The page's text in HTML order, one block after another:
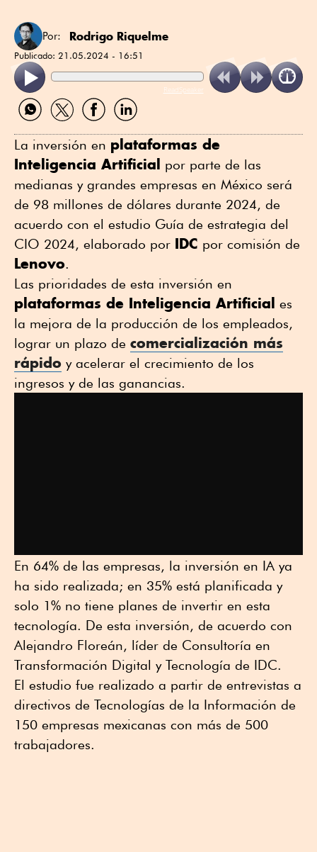
Por: Rodrigo Riquelme
Publicado: 21.05.2024 - 16:51
ReadSpeaker
Compartir
por
Compartir
por
Compartir
por
Compartir
por
La inversión en plataformas de
Inteligencia Artificial por parte de las
medianas y grandes empresas en México será
de 98 millones de dólares durante 2024, de
acuerdo con el estudio Guía de estrategia del
CIO 2024, elaborado por IDC por comisión de
Lenovo.
Las prioridades de esta inversión en
plataformas de Inteligencia Artificial es
la mejora de la producción de los empleados,
lograr un plazo de comercialización más
rápido y acelerar el crecimiento de los
ingresos y de las ganancias.
En 64% de las empresas, la inversión en IA ya
ha sido realizada; en 35% está planificada y
solo 1% no tiene planes de invertir en esta
tecnología. De esta inversión, de acuerdo con
Alejandro Floreán, líder de Consultoría en
Transformación Digital y Tecnología de IDC.
El estudio fue realizado a partir de entrevistas a
directivos de Tecnologías de la Información de
150 empresas mexicanas con más de 500
trabajadores.